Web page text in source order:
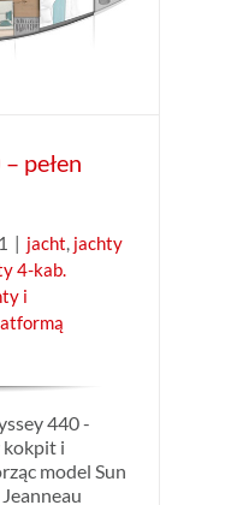
pełen
| jacht jachty
4-kab.
i
440 -
kokpit i
model Sun